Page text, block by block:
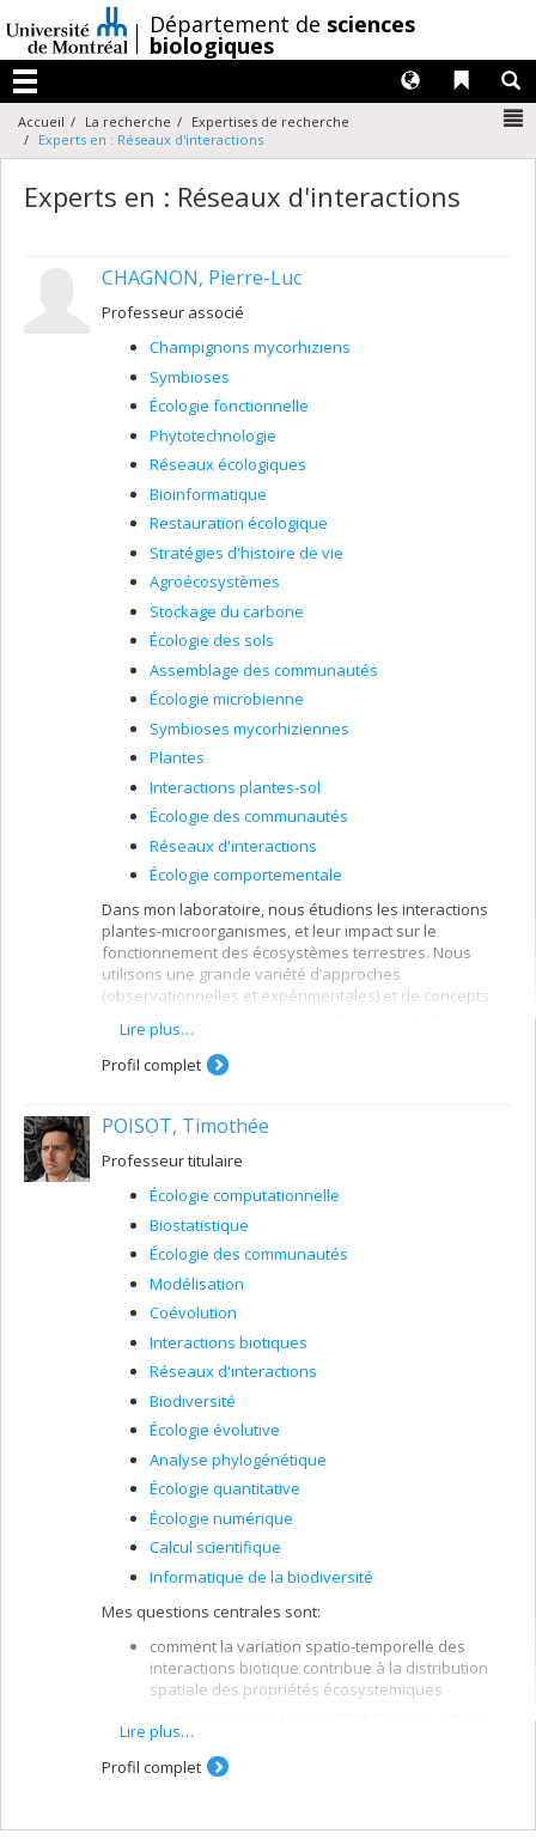
au
contenu
/Département de sciences
biologiques
Menu
Liens
Langues
Accueil La recherche
Expertises de recherche
Experts en : Réseaux d'interactions
Experts en : Réseaux d'interactions
CHAGNON, Pierre-Luc
Professeur associé
Champignons mycorhiziens
Symbioses
Écologie fonctionnelle
Phytotechnologie
Réseaux écologiques
Bioinformatique
Restauration écologique
Stratégies d'histoire de vie
Agroécosystèmes
Stockage du carbone
Écologie des sols
Assemblage des communautés
Écologie microbienne
Symbioses mycorhiziennes
Plantes
Interactions plantes-sol
Écologie des communautés
Réseaux d'interactions
Écologie comportementale
Dans mon laboratoire, nous étudions les interactions
plantes-microorganismes, et leur impact sur le
fonctionnement des écosystèmes terrestres. Nous
utilisons une grande variété d’approches
(observationnelles et expérimentales) et de concepts
pour tester des hypothèses fondamentales et
appliquées en écologie végétale et microbienne. Un pan
de ma recherche vise plus spécifiquement à mieux
peuvent nous aider à mieux prédire leur éventuelle
phytorémédiation de sols pollués, toits verts,
restauration de berges).
Lire plus…
Profil complet
POISOT, Timothée
Professeur titulaire
Écologie computationnelle
Biostatistique
Écologie des communautés
Modélisation
Coévolution
Interactions biotiques
Réseaux d'interactions
Biodiversité
Écologie évolutive
Analyse phylogénétique
Écologie quantitative
Écologie numérique
Calcul scientifique
Informatique de la biodiversité
Mes questions centrales sont:
comment la variation spatio-temporelle des
interactions biotique contribue à la distribution
spatiale des propriétés écosystemiques
dans les approches de conservation et de
gestion (notamment du risque infectieux)
numériques permettant de prédire la structure
Lire plus…
Profil complet